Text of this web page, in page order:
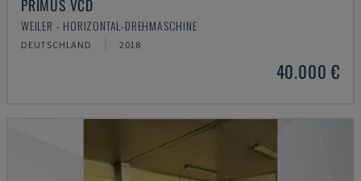
PRIMUS VCD
WEILER - HORIZONTAL-DREHMASCHINE
DEUTSCHLAND 2018
40.000 €